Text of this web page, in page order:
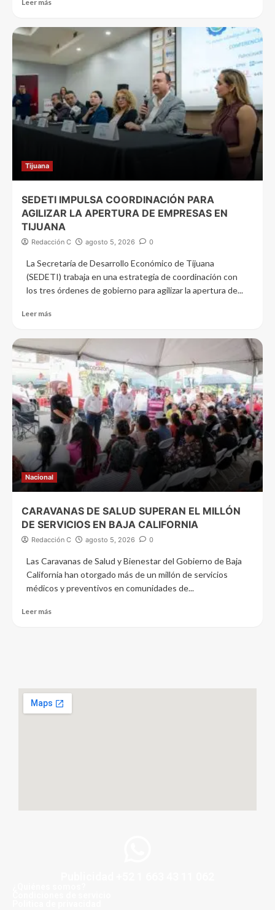
Leer más
Tijuana
SEDETI IMPULSA COORDINACIÓN PARA
AGILIZAR LA APERTURA DE EMPRESAS EN
TIJUANA
Redacción C agosto 5, 2026 0
La Secretaría de Desarrollo Económico de Tijuana
(SEDETI) trabaja en una estrategia de coordinación con
los tres órdenes de gobierno para agilizar la apertura de...
Leer más
Nacional
CARAVANAS DE SALUD SUPERAN EL MILLÓN
DE SERVICIOS EN BAJA CALIFORNIA
Redacción C agosto 5, 2026 0
Las Caravanas de Salud y Bienestar del Gobierno de Baja
California han otorgado más de un millón de servicios
médicos y preventivos en comunidades de...
Leer más